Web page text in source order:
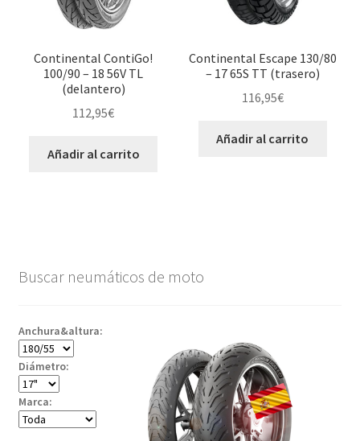
Continental ContiGo!
100/90 – 18 56V TL
(delantero)
112,95€
Añadir al carrito
Continental Escape 130/80
– 17 65S TT (trasero)
116,95€
Añadir al carrito
Buscar neumáticos de moto
Anchura&altura:
Diámetro:
Marca: